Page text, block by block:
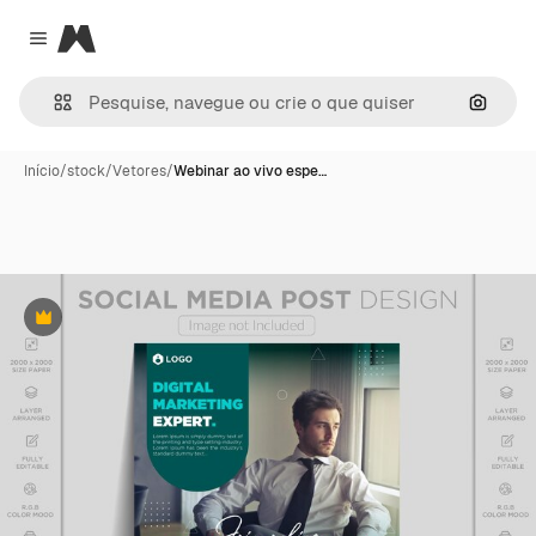
Close menu
Magnific
Início/stock/Vetores/Webinar ao vivo espe…
Premium